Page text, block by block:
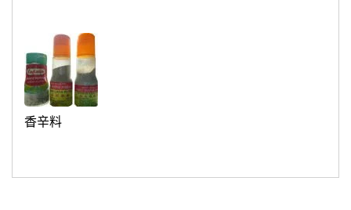
香辛料